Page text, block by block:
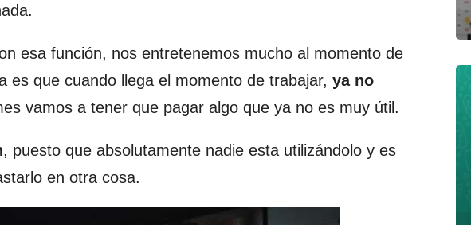
esa función, nos entretenemos mucho al momento de
es que cuando llega el momento de trabajar, ya no
vamos a tener que pagar algo que ya no es muy útil.
, puesto que absolutamente nadie esta utilizándolo y es
en otra cosa.